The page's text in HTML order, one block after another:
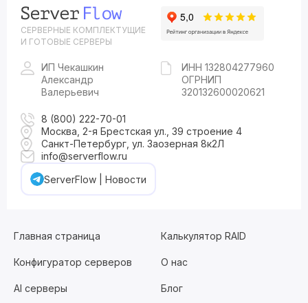
СЕРВЕРНЫЕ КОМПЛЕКТУЩИЕ
И ГОТОВЫЕ СЕРВЕРЫ
ИП Чекашкин
Александр
Валерьевич
ИНН 132804277960
ОГРНИП
320132600020621
8 (800) 222-70-01
Москва, 2-я Брестская ул., 39 строение 4
Санкт-Петербург, ул. Заозерная 8к2Л
info@serverflow.ru
ServerFlow | Новости
Главная страница Калькулятор RAID
Конфигуратор серверов О нас
AI серверы Блог